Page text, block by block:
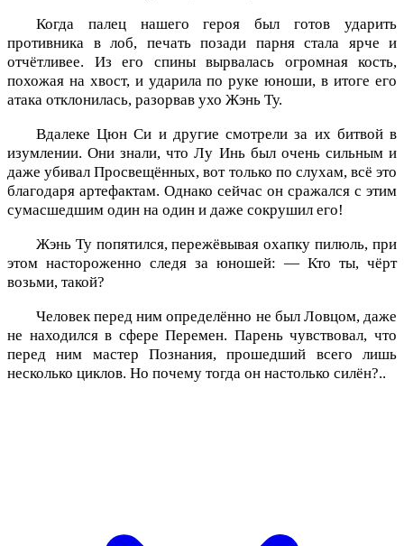
Когда палец нашего героя был готов ударить
противника в лоб, печать позади парня стала ярче и
отчётливее. Из его спины вырвалась огромная кость,
похожая на хвост, и ударила по руке юноши, в итоге его
атака отклонилась, разорвав ухо Жэнь Ту.
Вдалеке Цюн Си и другие смотрели за их битвой в
изумлении. Они знали, что Лу Инь был очень сильным и
даже убивал Просвещённых, вот только по слухам, всё это
благодаря артефактам. Однако сейчас он сражался с этим
сумасшедшим один на один и даже сокрушил его!
Жэнь Ту попятился, пережёвывая охапку пилюль, при
этом настороженно следя за юношей: — Кто ты, чёрт
возьми, такой?
Человек перед ним определённо не был Ловцом, даже
не находился в сфере Перемен. Парень чувствовал, что
перед ним мастер Познания, прошедший всего лишь
несколько циклов. Но почему тогда он настолько силён?..